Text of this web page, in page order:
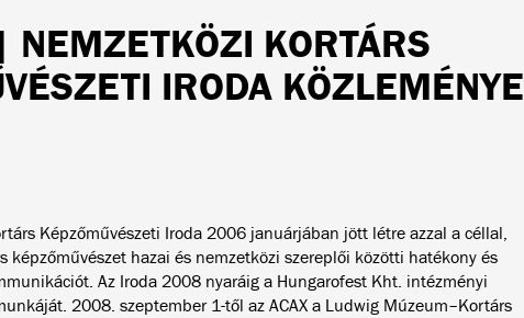
KORTÁRS
IRODA KÖZLEMÉNYE
Képzőművészeti Iroda 2006 januárjában jött létre azzal a céllal,
képzőművészet hazai és nemzetközi szereplői közötti hatékony és
Az Iroda 2008 nyaráig a Hungarofest Kht. intézményi
2008. szeptember 1-től az ACAX a Ludwig Múzeum–Kortárs